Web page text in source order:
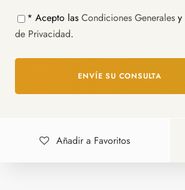
* Acepto las Condiciones Generalesy
de Privacidad.
Añadir a Favoritos